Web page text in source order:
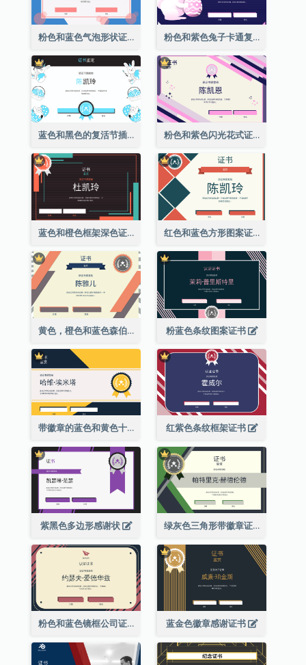
粉色和蓝色气泡形状证书 粉色和紫色兔子卡通复活节证书
蓝色和黑色的复活节插图证书 粉色和紫色闪光花式证书
蓝色和橙色框架深色证书 红色和蓝色方形图案证书
黄色，橙色和蓝色森伯斯特证书 粉蓝色条纹图案证书
带徽章的蓝色和黄色十年证书 红紫色条纹框架证书
紫黑色多边形感谢状 绿灰色三角形带徽章证书
粉色和蓝色镜框公司证书 蓝金色徽章感谢证书